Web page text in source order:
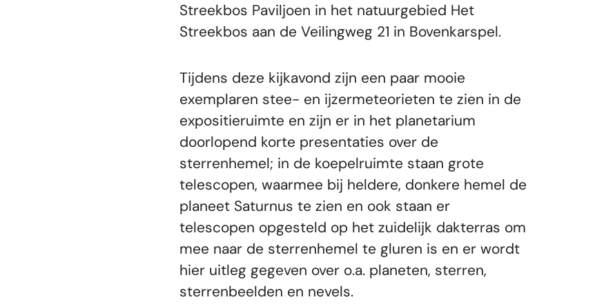
Streekbos Paviljoen in het natuurgebied Het
Streekbos aan de Veilingweg 21 in Bovenkarspel.
Tijdens deze kijkavond zijn een paar mooie
exemplaren stee- en ijzermeteorieten te zien in de
expositieruimte en zijn er in het planetarium
doorlopend korte presentaties over de
sterrenhemel; in de koepelruimte staan grote
telescopen, waarmee bij heldere, donkere hemel de
planeet Saturnus te zien en ook staan er
telescopen opgesteld op het zuidelijk dakterras om
mee naar de sterrenhemel te gluren is en er wordt
hier uitleg gegeven over o.a. planeten, sterren,
sterrenbeelden en nevels.